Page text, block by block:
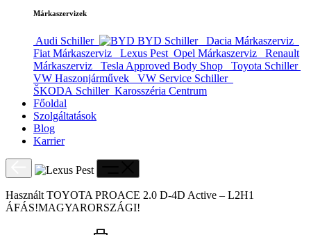
Márkaszervizek
Audi Schiller BYD Schiller
Dacia Márkaszerviz
Fiat Márkaszerviz
Lexus Pest Opel Márkaszerviz
Renault
Márkaszerviz
Tesla Approved Body Shop
Toyota Schiller
VW Haszonjárművek
VW Service Schiller
ŠKODA Schiller Karosszéria Centrum
Főoldal
Szolgáltatások
Blog
Karrier
Használt TOYOTA PROACE 2.0 D-4D Active – L2H1
ÁFÁS!MAGYARORSZÁGI!